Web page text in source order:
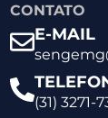
CONTATO
E-MAIL
(31) 3271-